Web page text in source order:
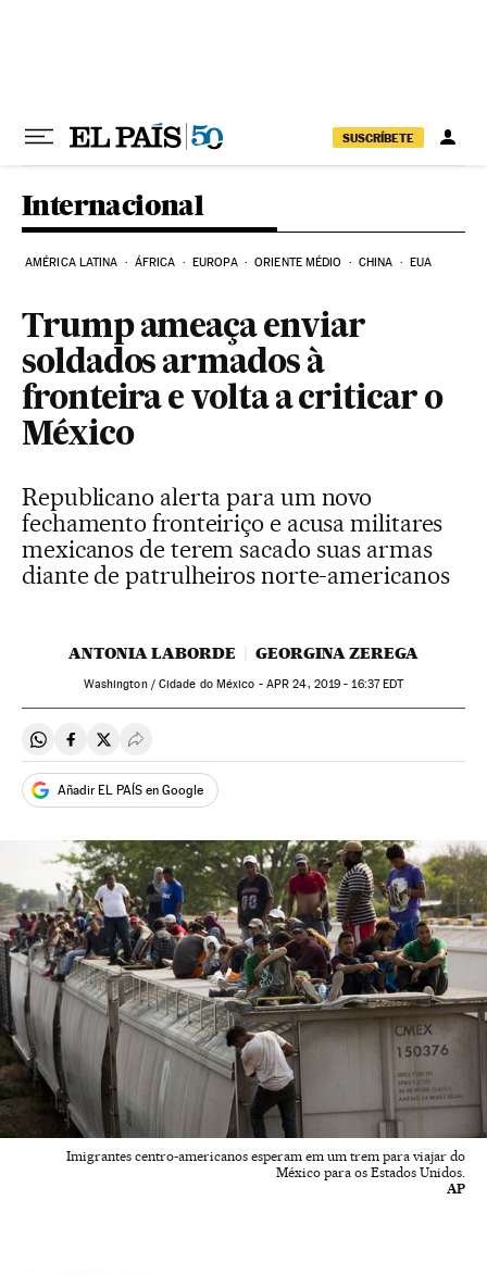
SUSCRÍBETE
Internacional
AMÉRICA LATINA ÁFRICA EUROPA ORIENTE MÉDIO CHINA EUA
Trump ameaça enviar
soldados armados à
fronteira e volta a criticar o
México
Republicano alerta para um novo
fechamento fronteiriço e acusa militares
mexicanos de terem sacado suas armas
diante de patrulheiros norte-americanos
ANTONIA LABORDE GEORGINA ZEREGA
Washington / Cidade do México - APR 24, 2019 - 16:37EDT
Compartir en Whatsapp
Compartir en Facebook
Compartir en Twitter
Desplegar Redes Sociales
Añadir EL PAÍS en Google
Imigrantes centro-americanos esperam em um trem para viajar do
México para os Estados Unidos.
AP